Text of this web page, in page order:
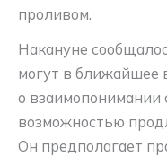
проливом.
Накануне
могут в ближайшее
о взаимопонимании
возможностью
Он предполагает